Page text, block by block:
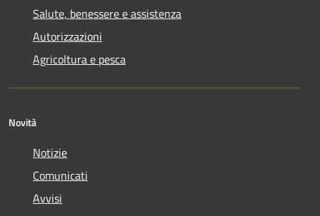
Salute, benessere e assistenza
Autorizzazioni
Agricoltura e pesca
Novità
Notizie
Comunicati
Avvisi